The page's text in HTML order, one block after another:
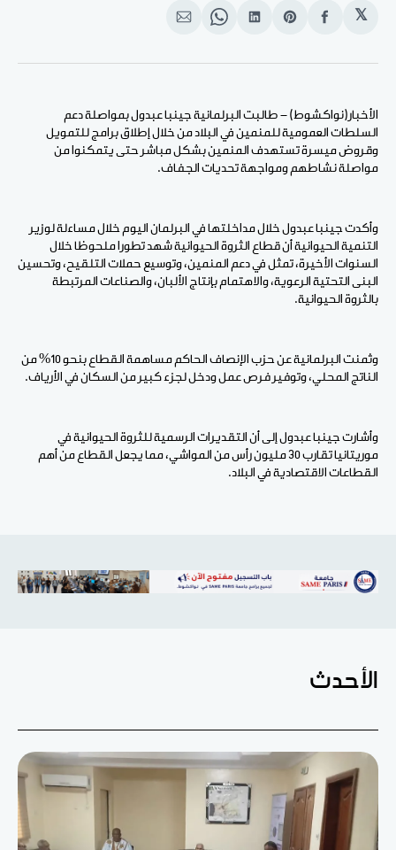
𝕏
انشر
الفيسبوك
Share
Pinterest
انشر
لينكد
Share
WhatsApp
انشر
الإيميل
الأخبار(نواكشوط) - طالبت البرلمانية جينبا عبدول بمواصلة دعم
السلطات العمومية للمنمين في البلاد من خلال إطلاق برامج للتمويل
وقروض ميسرة تستهدف المنمين بشكل مباشر حتى يتمكنوا من
مواصلة نشاطهم ومواجهة تحديات الجفاف.
وأكدت جينبا عبدول خلال مداخلتها في البرلمان اليوم خلال مساءلة لوزير
التنمية الحيوانية أن قطاع الثروة الحيوانية شهد تطورا ملحوظا خلال
السنوات الأخيرة، تمثل في دعم المنمين، وتوسيع حملات التلقيح، وتحسين
البنى التحتية الرعوية، والاهتمام بإنتاج الألبان، والصناعات المرتبطة
بالثروة الحيوانية.
وثمنت البرلمانية عن حزب الإنصاف الحاكم مساهمة القطاع بنحو 10% من
الناتج المحلي، وتوفير فرص عمل ودخل لجزء كبير من السكان في الأرياف.
وأشارت جينبا عبدول إلى أن التقديرات الرسمية للثروة الحيوانية في
موريتانيا تقارب 30 مليون رأس من المواشي، مما يجعل القطاع من أهم
القطاعات الاقتصادية في البلاد.
الأحدث